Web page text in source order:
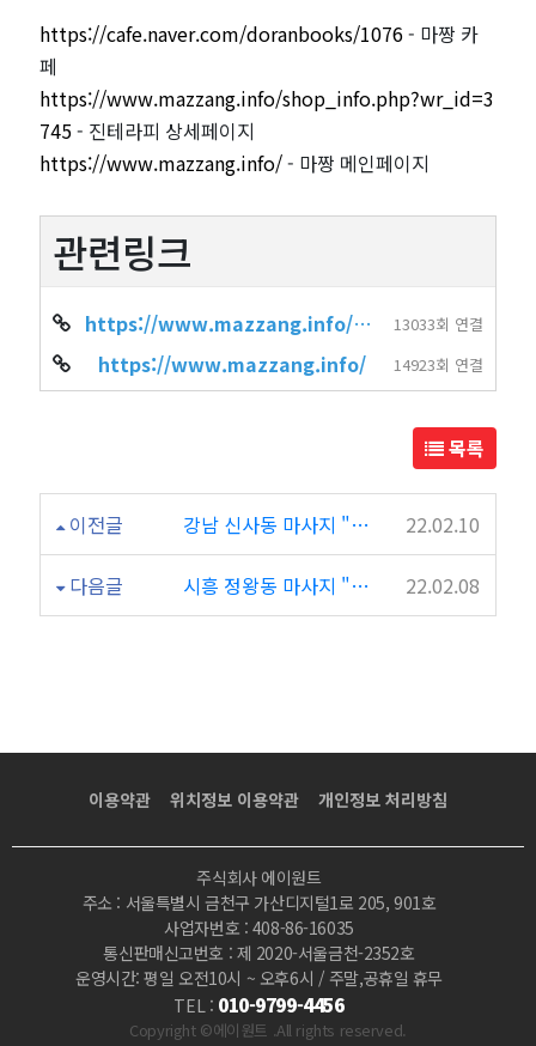
https://cafe.naver.com/doranbooks/1076- 마짱 카
페
https://www.mazzang.info/shop_info.php?wr_id=3
745- 진테라피 상세페이지
https://www.mazzang.info/- 마짱 메인페이지
관련링크
https://www.mazzang.info/shop_info.php?wr_id=3745 13033회 연결
https://www.mazzang.info/ 14923회 연결
목록
이전글 강남 신사동 마사지 "썸테라피" 22.02.10
다음글 시흥 정왕동 마사지 "애플테라피" 22.02.08
이용약관 위치정보 이용약관 개인정보 처리방침
주식회사 에이원트
주소 : 서울특별시 금천구 가산디지털1로 205, 901호
사업자번호 : 408-86-16035
통신판매신고번호 : 제 2020-서울금천-2352호
운영시간: 평일 오전10시 ~ 오후6시 / 주말,공휴일 휴무
TEL : 010-9799-4456
Copyright ©에이원트 .All rights reserved.